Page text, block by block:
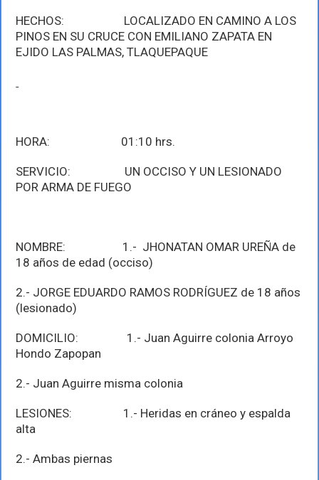
HECHOS: LOCALIZADO EN CAMINO A LOS
PINOS EN SU CRUCE CON EMILIANO ZAPATA EN
EJIDO LAS PALMAS, TLAQUEPAQUE
HORA: 01:10 hrs.
SERVICIO: UN OCCISO Y UN LESIONADO
POR ARMA DE FUEGO
NOMBRE: 1.- JHONATAN OMAR UREÑA de
18 años de edad (occiso)
2.- JORGE EDUARDO RAMOS RODRÍGUEZ de 18 años
(lesionado)
DOMICILIO: 1.- Juan Aguirre colonia Arroyo
Hondo Zapopan
2.- Juan Aguirre misma colonia
LESIONES: 1.- Heridas en cráneo y espalda
alta
2.- Ambas piernas